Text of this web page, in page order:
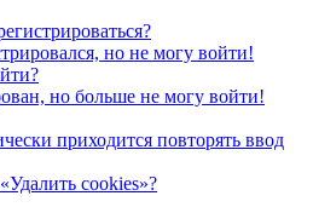
но не могу войти!
но больше не могу войти!
приходится повторять ввод
cookies»?